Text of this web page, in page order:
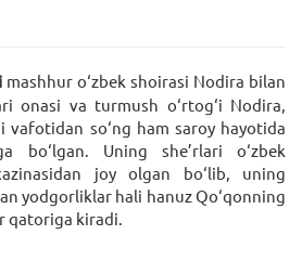
mashhur o‘zbek shoirasi Nodira bilan
onasi va turmush o‘rtog‘i Nodira,
vafotidan so‘ng ham saroy hayotida
bo‘lgan. Uning she’rlari o‘zbek
joy olgan bo‘lib, uning
yodgorliklar hali hanuz Qo‘qonning
qatoriga kiradi.